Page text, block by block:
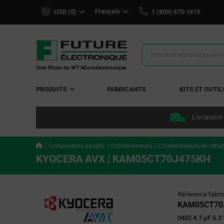
USD ($) Français 1 (800) 675-1619
Résultats
la
PRODUITS FABRICANTS KITS ET
Livraison
Composants passifs Condensateurs Condensateurs en
KYOCERA AVX | KAM05CT70J475KH
Référence
0402 4.7 µF 6.3